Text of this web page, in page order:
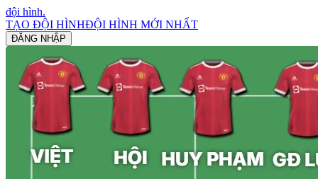
đội hình.
TẠO ĐỘI HÌNHĐỘI HÌNH MỚI NHẤT
ĐĂNG NHẬP